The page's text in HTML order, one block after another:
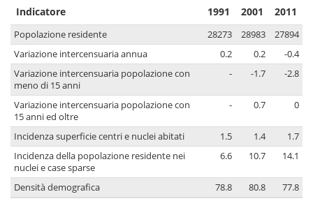
Indicatore 1991 2001 2011
Popolazione residente 28273 28983
27894
Variazione intercensuaria annua
0.2 0.2
-0.4
Variazione intercensuaria popolazione con
meno di 15 anni
- -1.7 -2.8
Variazione intercensuaria popolazione con
15 anni ed oltre
- 0.7 0
Incidenza superficie centri e nuclei abitati 1.5 1.4
1.7
Incidenza della popolazione residente nei
nuclei e case sparse
6.6 10.7 14.1
Densità demografica 78.8 80.8 77.8